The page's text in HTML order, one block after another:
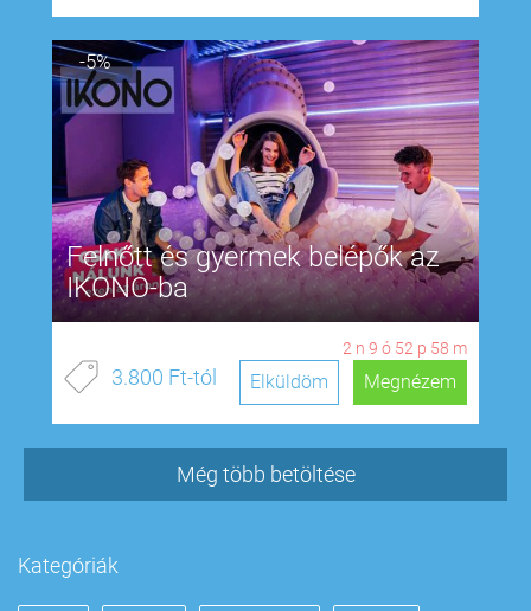
-5%
Felnőtt és gyermek belépők az
IKONO-ba
2 n 9 ó 52 p 57 m
3.800 Ft-tól Megnézem
Elküldöm
Még több betöltése
Kategóriák